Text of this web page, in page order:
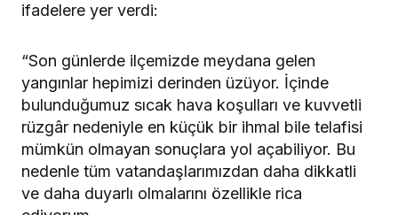
ifadelere yer verdi:
“Son günlerde ilçemizde meydana gelen
yangınlar hepimizi derinden üzüyor. İçinde
bulunduğumuz sıcak hava koşulları ve kuvvetli
rüzgâr nedeniyle en küçük bir ihmal bile telafisi
mümkün olmayan sonuçlara yol açabiliyor. Bu
nedenle tüm vatandaşlarımızdan daha dikkatli
ve daha duyarlı olmalarını özellikle rica